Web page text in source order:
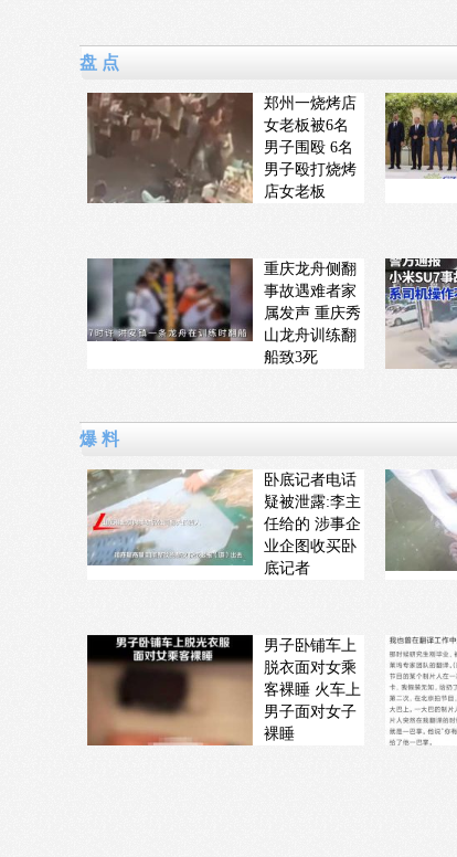
盘 点
郑州一烧烤店
女老板被6名
男子围殴 6名
男子殴打烧烤
店女老板
重庆龙舟侧翻
事故遇难者家
属发声 重庆秀
山龙舟训练翻
船致3死
爆 料
卧底记者电话
疑被泄露:李主
任给的 涉事企
业企图收买卧
底记者
男子卧铺车上
脱衣面对女乘
客裸睡 火车上
男子面对女子
裸睡